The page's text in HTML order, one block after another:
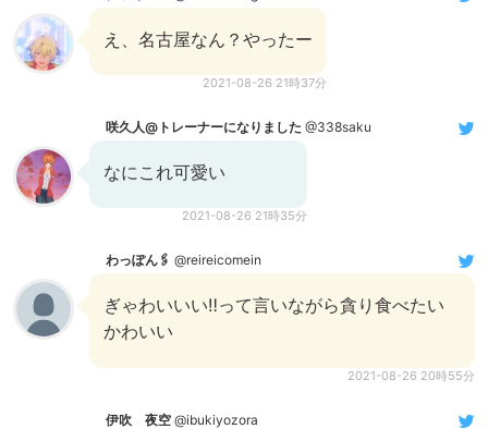
え、名古屋なん？やったー
2021-08-26 21時37分
咲久人@トレーナーになりました @338saku
なにこれ可愛い
2021-08-26 21時35分
わっぽん🖇 @reireicomein
ぎゃわいいい‼︎って言いながら貪り食べたい
かわいい
2021-08-26 20時55分
伊吹 夜空 @ibukiyozora